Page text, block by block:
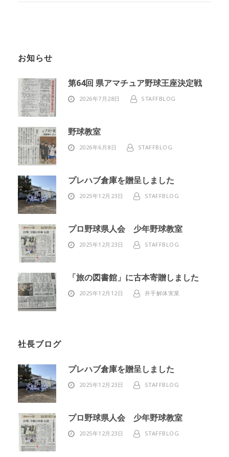
お知らせ
第64回 県アマチュア野球王座決定戦
2026年7月28日 STAFFBLOG
野球教室
2026年6月8日 STAFFBLOG
プレハブ倉庫を贈呈しました
2025年12月23日 STAFFBLOG
プロ野球県人会 少年野球教室
2025年12月23日 STAFFBLOG
「旅の図書館」に古本寄贈しました
2025年12月12日 井手解体実業
社長ブログ
プレハブ倉庫を贈呈しました
2025年12月23日 STAFFBLOG
プロ野球県人会 少年野球教室
2025年12月23日 STAFFBLOG